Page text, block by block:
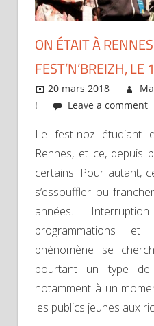
ON ÉTAIT À
FEST’N’BREIZH,
20 mars 2018
!
Leave a comment
Le fest-noz étudiant
Rennes, et ce,
certains. Pour autant,
s’essouffler ou
années.
programmations
phénomène se
pourtant un type de
notamment à un
les publics jeunes aux